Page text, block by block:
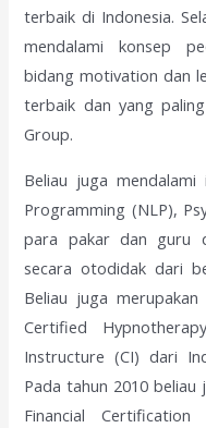
terbaik di Indonesia.
mendalami konsep
bidang motivation dan
terbaik dan yang
Group.
Beliau juga
Programming (NLP),
para pakar dan guru
secara otodidak dari
Beliau juga
Certified
Instructure (CI) dari
Pada tahun 2010
Financial